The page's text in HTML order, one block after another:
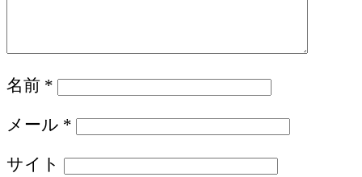
名前 *
メール *
サイト